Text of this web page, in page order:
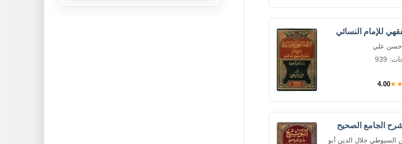
للإمام النسائي
حسن علي
939
4.00
شرح الجامع الصحيح
السيوطي جلال الدين أبو